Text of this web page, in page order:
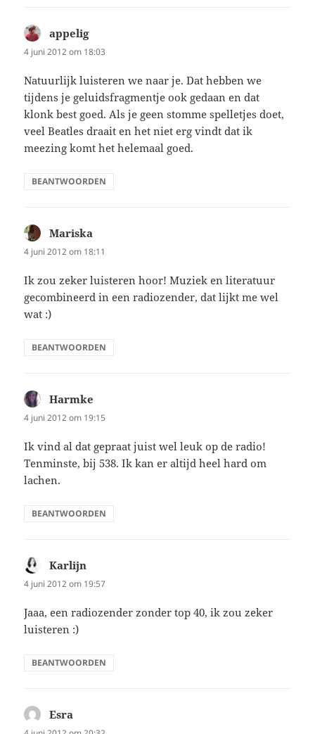
appeligschreef:
4 juni 2012 om 18:03
Natuurlijk luisteren we naar je. Dat hebben we
tijdens je geluidsfragmentje ook gedaan en dat
klonk best goed. Als je geen stomme spelletjes doet,
veel Beatles draait en het niet erg vindt dat ik
meezing komt het helemaal goed.
BEANTWOORDEN
Mariska
4 juni 2012 om 18:11
Ik zou zeker luisteren hoor! Muziek en literatuur
gecombineerd in een radiozender, dat lijkt me wel
wat :)
BEANTWOORDEN
Harmke
4 juni 2012 om 19:15
Ik vind al dat gepraat juist wel leuk op de radio!
Tenminste, bij 538. Ik kan er altijd heel hard om
lachen.
BEANTWOORDEN
Karlijn
4 juni 2012 om 19:57
Jaaa, een radiozender zonder top 40, ik zou zeker
luisteren :)
BEANTWOORDEN
Esra